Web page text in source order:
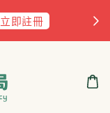
立即註冊